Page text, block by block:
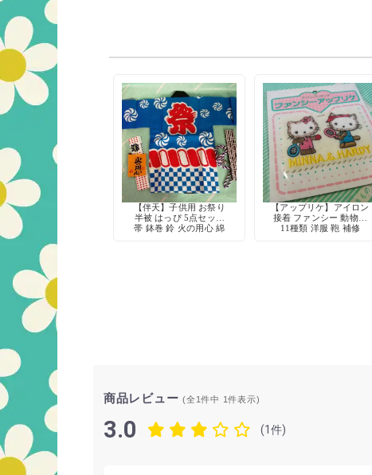
【伴天】子供用 お祭り
半被 はっぴ 5点セット
帯 鉢巻 鈴 火の用心 綿
【アップリケ】アイロン
接着 ファンシー 動物柄
11種類 洋服 鞄 補修
商品レビュー(全1件中 1件表示)
3.0 (1件)